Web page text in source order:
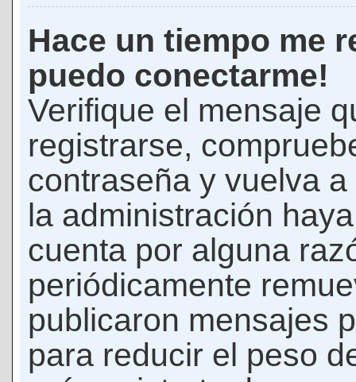
Hace un tiempo me
puedo conectarme!
Verifique el mensaje
registrarse,
contraseña y vuelva
la administración
cuenta por alguna
periódicamente
publicaron mensajes
para reducir el peso